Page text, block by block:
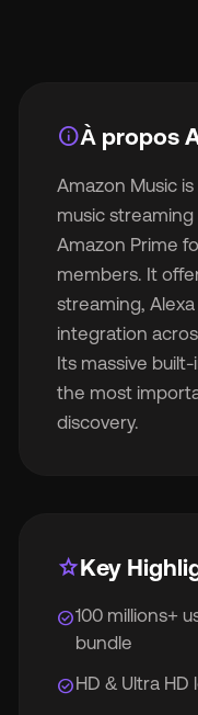
infoÀ propos
Amazon Music
music
Amazon Prime
members. It
streaming,
integration
Its massive
the most
discovery.
starKey
check_circle100 millions+
bundle
check_circleHD & Ultra